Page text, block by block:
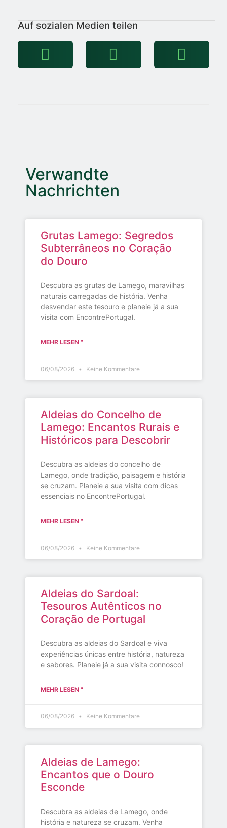
Auf sozialen Medien teilen
Verwandte
Nachrichten
Grutas Lamego: Segredos
Subterrâneos no Coração
do Douro
Descubra as grutas de Lamego, maravilhas
naturais carregadas de história. Venha
desvendar este tesouro e planeie já a sua
visita com EncontrePortugal.
MEHR LESEN "
06/08/2026 Keine Kommentare
Aldeias do Concelho de
Lamego: Encantos Rurais e
Históricos para Descobrir
Descubra as aldeias do concelho de
Lamego, onde tradição, paisagem e história
se cruzam. Planeie a sua visita com dicas
essenciais no EncontrePortugal.
MEHR LESEN "
06/08/2026 Keine Kommentare
Aldeias do Sardoal:
Tesouros Autênticos no
Coração de Portugal
Descubra as aldeias do Sardoal e viva
experiências únicas entre história, natureza
e sabores. Planeie já a sua visita connosco!
MEHR LESEN "
06/08/2026 Keine Kommentare
Aldeias de Lamego:
Encantos que o Douro
Esconde
Descubra as aldeias de Lamego, onde
história e natureza se cruzam. Venha